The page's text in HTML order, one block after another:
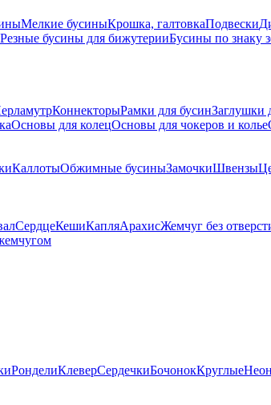
Мелкие бусиныКрошка, галтовкаПодвески
Резные бусины для бижутерииБусины по знаку
КоннекторыРамки для бусинЗаглушки
Основы для колецОсновы для чокеров и колье
КаллотыОбжимные бусиныЗамочкиШвензы
СердцеКешиКапляАрахисЖемчуг без
РонделиКлеверСердечкиБочонокКруглые